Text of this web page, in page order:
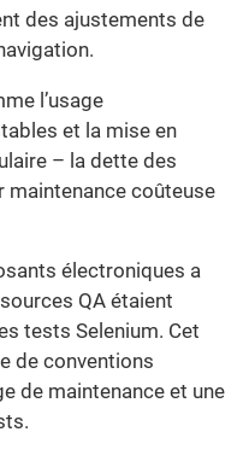
des ajustements de
l’usage
et la mise en
– la dette des
maintenance coûteuse
électroniques a
QA étaient
tests Selenium. Cet
de conventions
de maintenance et une